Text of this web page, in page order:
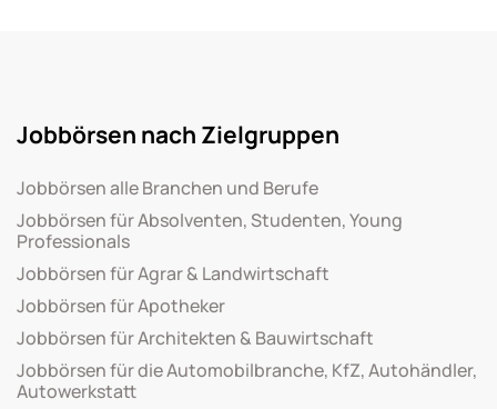
Jobbörsen nach Zielgruppen
Jobbörsen alle Branchen und Berufe
Jobbörsen für Absolventen, Studenten, Young
Professionals
Jobbörsen für Agrar & Landwirtschaft
Jobbörsen für Apotheker
Jobbörsen für Architekten & Bauwirtschaft
Jobbörsen für die Automobilbranche, KfZ, Autohändler,
Autowerkstatt